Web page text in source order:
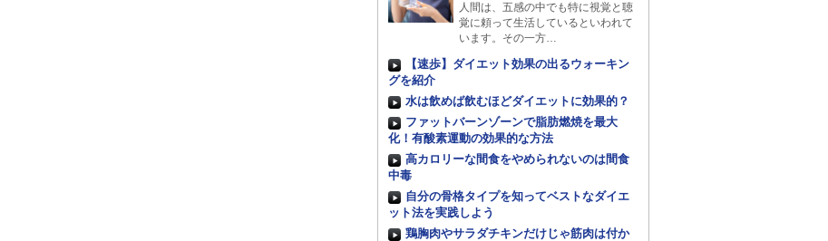
人間は、五感の中でも特に視覚と聴
覚に頼って生活しているといわれて
います。その一方…
【速歩】ダイエット効果の出るウォーキン
グを紹介
水は飲めば飲むほどダイエットに効果的？
ファットバーンゾーンで脂肪燃焼を最大
化！有酸素運動の効果的な方法
高カロリーな間食をやめられないのは間食
中毒
自分の骨格タイプを知ってベストなダイエ
ット法を実践しよう
鶏胸肉やサラダチキンだけじゃ筋肉は付か